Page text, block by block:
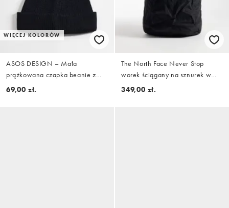
WIĘCEJ KOLORÓW
ASOS DESIGN – Mała
prążkowana czapka beanie z
dzianiny o splocie angielskim w
69,00 zł.
The North Face Never Stop
worek ściągany na sznurek w
czerni
349,00 zł.